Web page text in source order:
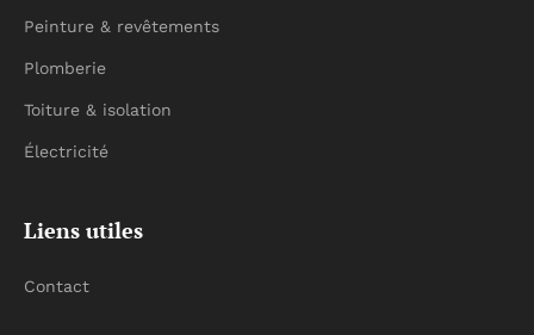
Peinture & revêtements
Plomberie
Toiture & isolation
Électricité
Liens utiles
Contact